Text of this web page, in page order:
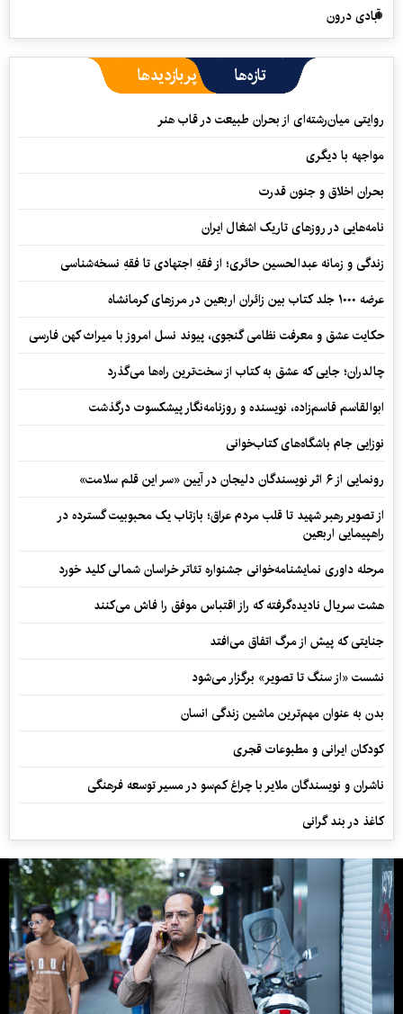
آبادی درون
تازه‌ها پربازدیدها
روایتی میان‌رشته‌ای از بحران طبیعت در قاب هنر
مواجهه با دیگری
بحران اخلاق و جنون قدرت
نامه‌هایی در روزهای تاریک اشغال ایران
زندگی و زمانه عبدالحسین حائری؛ از فقهِ اجتهادی تا فقهِ نسخه‌شناسی
عرضه ۱۰۰۰ جلد کتاب بین زائران اربعین در مرزهای کرمانشاه
حکایت عشق و معرفت نظامی گنجوی، پیوند نسل امروز با میراث کهن فارسی
چالدران؛ جایی که عشق به کتاب از سخت‌ترین راه‌ها می‌گذرد
ابوالقاسم قاسم‌زاده، نویسنده و روزنامه‌نگار پیشکسوت درگذشت
نوزایی جام باشگاه‌های کتاب‌خوانی
رونمایی از ۶ اثر نویسندگان دلیجان در آیین «سر این قلم سلامت»
از تصویر رهبر شهید تا قلب مردم عراق؛ بازتاب یک محبوبیت گسترده در
راهپیمایی اربعین
مرحله داوری نمایشنامه‌خوانی جشنواره تئاتر خراسان شمالی کلید خورد
هشت سریال نادیده‌گرفته که راز اقتباس موفق را فاش می‌کنند
جنایتی که پیش از مرگ اتفاق می‌افتد
نشست «از سنگ تا تصویر» برگزار می‌شود
بدن به عنوان مهم‌ترین ماشین زندگی انسان
کودکان ایرانی و مطبوعات قجری
ناشران و نویسندگان ملایر با چراغ کم‌سو در مسیر توسعه فرهنگی
کاغذ در بند گرانی